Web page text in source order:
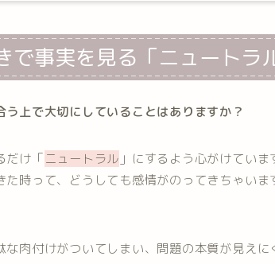
で事実を見る「ニュートラ
う上で大切にしていることはありますか？
だけ「ニュートラル 」にするよう心がけていま
た時って、どうしても感情がのってきちゃいま
な肉付けがついてしまい、問題の本質が見えに